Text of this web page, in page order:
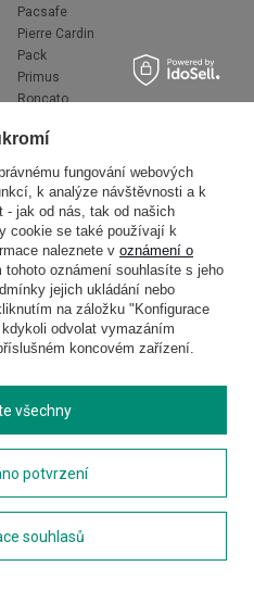
Pacsafe
Pierre Cardin
Pack
Primus
Roncato
United Colors of Benetton
Saxoline
Wacaco
Wenger
Victorinox
Volkswagen
XD Design
Zojirushi
Muitomas
FLYNKA
fungování webových
k analýze návštěvnosti a k
- jak od nás, tak od našich
cookie se také používají k
naleznete v oznámení o
tohoto oznámení souhlasíte s jeho
jejich ukládání nebo
na záložku "Konfigurace
odvolat vymazáním
koncovém zařízení.
potvrzení
souhlasů
všechny